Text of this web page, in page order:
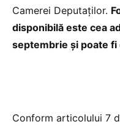
Camerei Deputaților.
disponibilă este cea
septembrie și poate fi
Conform articolului 7